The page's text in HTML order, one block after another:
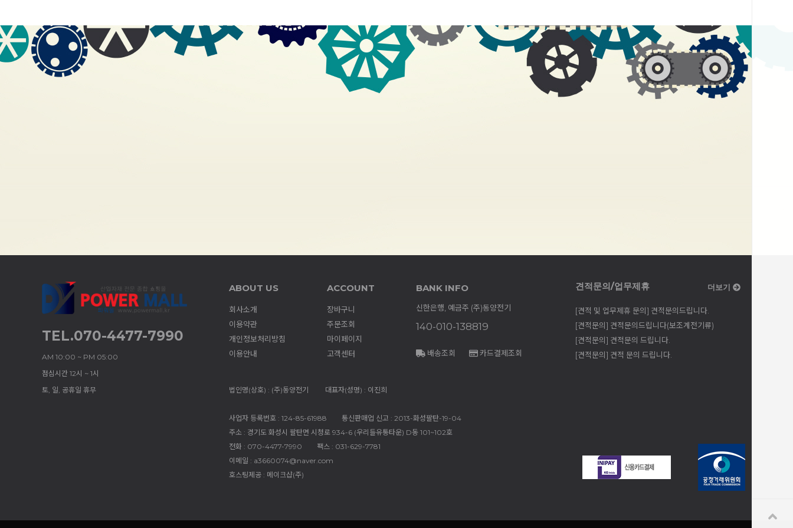
TEL.070-4477-7990
AM 10:00 ~ PM 05:00
점심시간 12시 ~ 1시
토, 일, 공휴일 휴무
ABOUT US
회사소개
이용약관
개인정보처리방침
이용안내
ACCOUNT
장바구니
주문조회
마이페이지
고객센터
BANK INFO
신한은행, 예금주 (주)동양전기
140-010-138819
배송조회 카드결제조회
견적문의/업무제휴 더보기
[견적 및 업무제휴 문의] 견적문의드립니다.
[견적문의] 견적문의드립니다(보조계전기류)
[견적문의] 견적문의 드립니다.
[견적문의] 견적 문의 드립니다.
법인명(상호) : (주)동양전기 대표자(성명) : 이진희
사업자 등록번호 : 124-85-61988
통신판매업 신고 : 2013-화성팔탄-19-04
주소 : 경기도 화성시 팔탄면 시청로 934-6 (우리들유통타운) D동 101~102호
전화 : 070-4477-7990
팩스 : 031-629-7781
이메일 : a3660074@naver.com
호스팅제공 : 메이크샵(주)